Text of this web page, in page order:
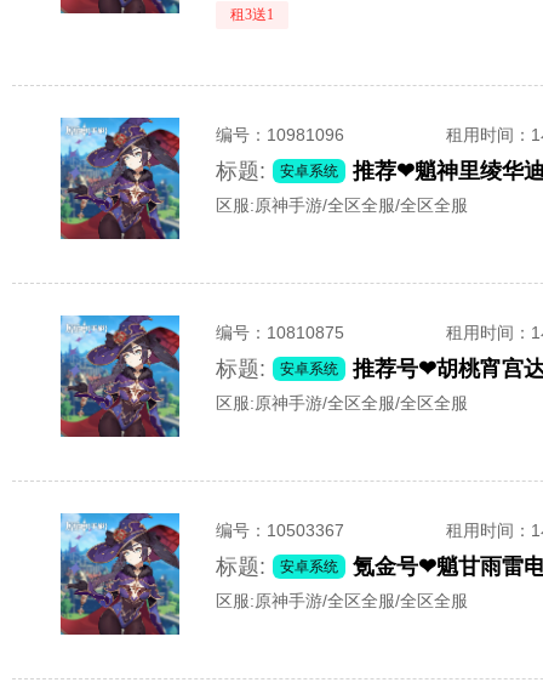
租3送1
编号： 10981096 租用时间 ：
标题: 安卓系统 推荐❤魈神里绫华
区服:原神手游/全区全服/全区全服
编号： 10810875 租用时间 ：
标题: 安卓系统 推荐号❤胡桃宵宫
区服:原神手游/全区全服/全区全服
编号： 10503367 租用时间 ：
标题: 安卓系统 氪金号❤魈甘雨雷
区服:原神手游/全区全服/全区全服